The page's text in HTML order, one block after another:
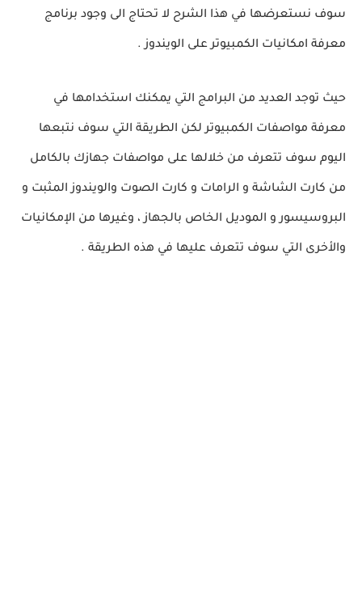
سوف نستعرضها في هذا الشرح لا تحتاج الى وجود برنامج
معرفة امكانيات الكمبيوتر على الويندوز .
حيث توجد العديد من البرامج التي يمكنك استخدامها في
معرفة مواصفات الكمبيوتر لكن الطريقة التي سوف نتبعها
اليوم سوف تتعرف من خلالها على مواصفات جهازك بالكامل
من كارت الشاشة و الرامات و كارت الصوت والويندوز المثبت و
البروسيسور و الموديل الخاص بالجهاز ، وغيرها من الإمكانيات
والأخرى التي سوف تتعرف عليها في هذه الطريقة .